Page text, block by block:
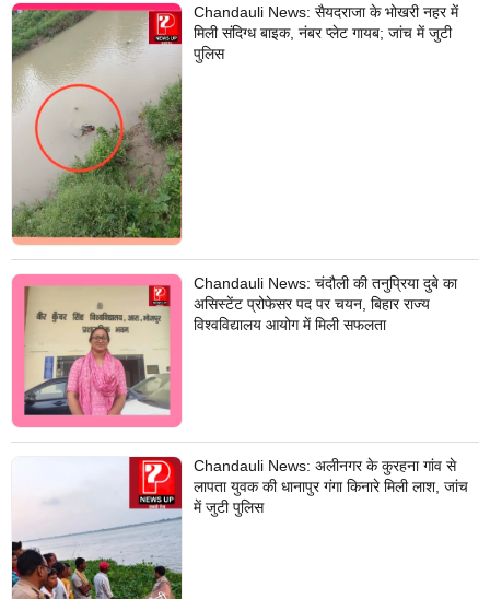
Chandauli News: सैयदराजा के भोखरी नहर में
मिली संदिग्ध बाइक, नंबर प्लेट गायब; जांच में जुटी
पुलिस
Chandauli News: चंदौली की तनुप्रिया दुबे का
असिस्टेंट प्रोफेसर पद पर चयन, बिहार राज्य
विश्वविद्यालय आयोग में मिली सफलता
Chandauli News: अलीनगर के कुरहना गांव से
लापता युवक की धानापुर गंगा किनारे मिली लाश, जांच
में जुटी पुलिस